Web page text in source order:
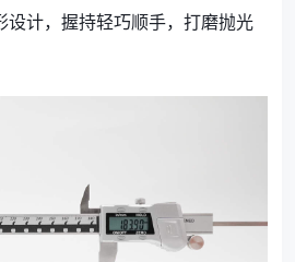
计，握持轻巧顺手，打磨抛光